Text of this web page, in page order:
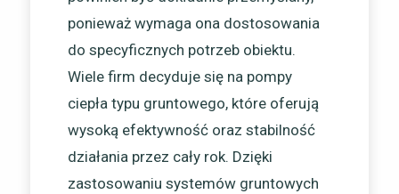
ponieważ wymaga ona dostosowania
do specyficznych potrzeb obiektu.
Wiele firm decyduje się na pompy
ciepła typu gruntowego, które oferują
wysoką efektywność oraz stabilność
działania przez cały rok. Dzięki
zastosowaniu systemów gruntowych